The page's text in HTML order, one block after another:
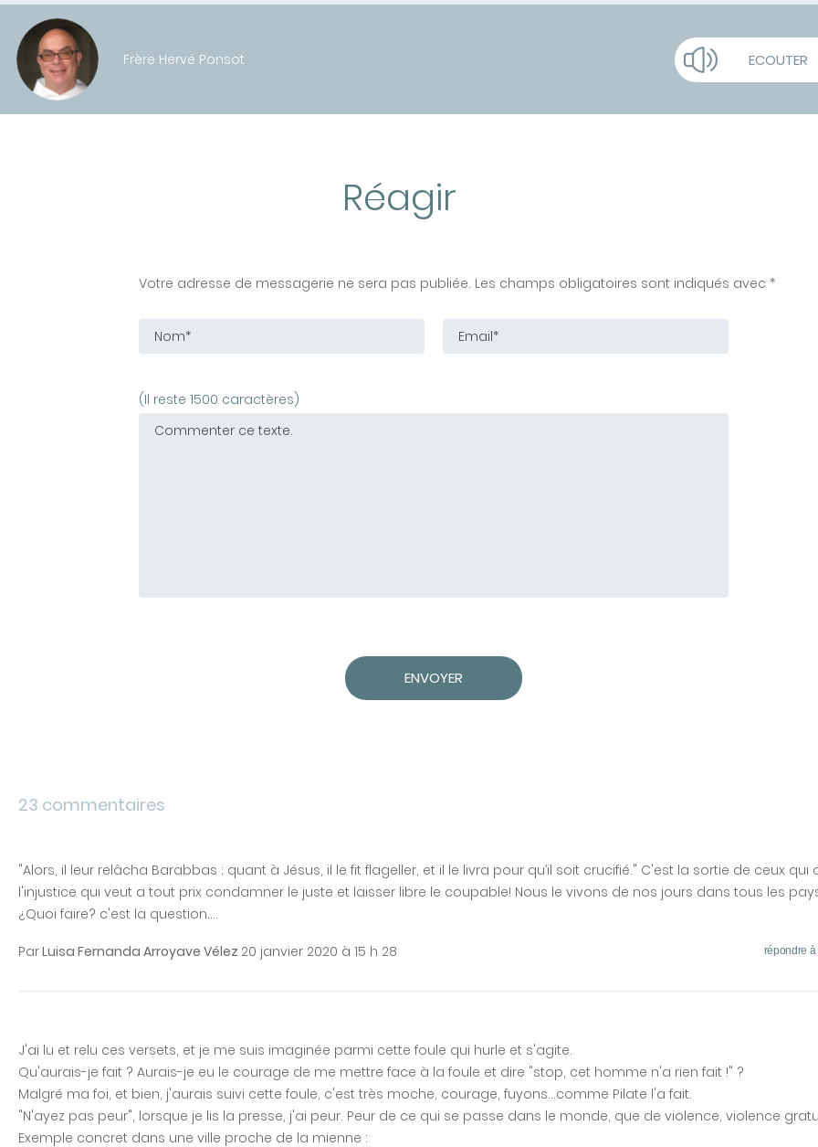
Frère Hervé Ponsot ECOUTER
Réagir
Votre adresse de messagerie ne sera pas publiée. Les champs obligatoires sont indiqués avec *
(Il reste 1500 caractères)
23 commentaires
"Alors, il leur relâcha Barabbas ; quant à Jésus, il le fit flageller, et il le livra pour qu’il soit crucifié." C'est la sortie de ceux qui
l'injustice qui veut a tout prix condamner le juste et laisser libre le coupable! Nous le vivons de nos jours dans tous les
¿Quoi faire? c'est la question....
ParLuisa Fernanda Arroyave Vélez 20 janvier 2020 à 15 h 28 répondre à
J'ai lu et relu ces versets, et je me suis imaginée parmi cette foule qui hurle et s'agite.
Qu'aurais-je fait ? Aurais-je eu le courage de me mettre face à la foule et dire "stop, cet homme n'a rien fait !" ?
Malgré ma foi, et bien, j'aurais suivi cette foule, c'est très moche, courage, fuyons...comme Pilate l'a fait.
"N'ayez pas peur", lorsque je lis la presse, j'ai peur. Peur de ce qui se passe dans le monde, que de violence, violence
Exemple concret dans une ville proche de la mienne :